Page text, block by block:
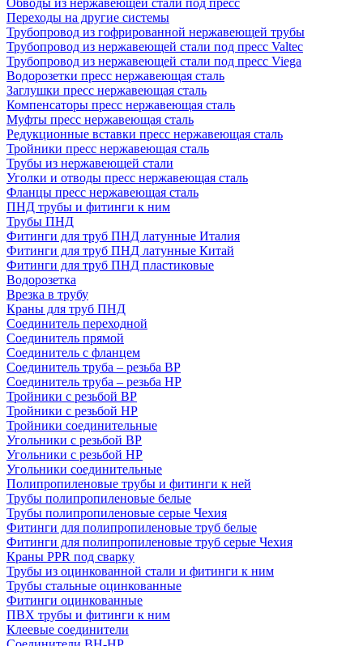
Переходы на другие системы
Трубопровод из гофрированной нержавеющей трубы
Трубопровод из нержавеющей стали под пресс Valtec
Трубопровод из нержавеющей стали под пресс Viega
Водорозетки пресс нержавеющая сталь
Заглушки пресс нержавеющая сталь
Компенсаторы пресс нержавеющая сталь
Муфты пресс нержавеющая сталь
Редукционные вставки пресс нержавеющая сталь
Тройники пресс нержавеющая сталь
Трубы из нержавеющей стали
Уголки и отводы пресс нержавеющая сталь
Фланцы пресс нержавеющая сталь
ПНД трубы и фитинги к ним
Трубы ПНД
Фитинги для труб ПНД латунные Италия
Фитинги для труб ПНД латунные Китай
Фитинги для труб ПНД пластиковые
Водорозетка
Врезка в трубу
Краны для труб ПНД
Соединитель переходной
Соединитель прямой
Соединитель с фланцем
Соединитель труба – резьба ВР
Соединитель труба – резьба НР
Тройники с резьбой ВР
Тройники с резьбой НР
Тройники соединительные
Угольники с резьбой ВР
Угольники с резьбой НР
Угольники соединительные
Полипропиленовые трубы и фитинги к ней
Трубы полипропиленовые белые
Трубы полипропиленовые серые Чехия
Фитинги для полипропиленовые труб белые
Фитинги для полипропиленовые труб серые Чехия
Краны PPR под сварку
Трубы из оцинкованной стали и фитинги к ним
Трубы стальные оцинкованные
Фитинги оцинкованные
ПВХ трубы и фитинги к ним
Клеевые соединители